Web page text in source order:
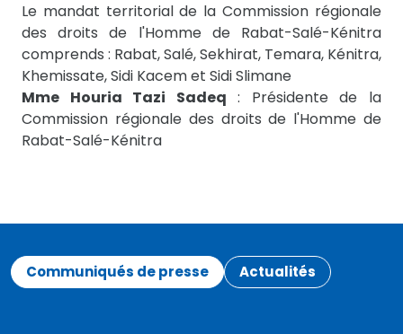
Le mandat territorial de la Commission régionale
des droits de l'Homme de Rabat-Salé-Kénitra
comprends : Rabat, Salé, Sekhirat, Temara, Kénitra,
Khemissate, Sidi Kacem et Sidi Slimane
Mme Houria Tazi Sadeq : Présidente de la
Commission régionale des droits de l'Homme de
Rabat-Salé-Kénitra
Communiqués de presse Actualités